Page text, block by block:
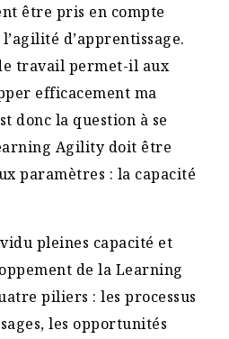
être pris en compte
d’apprentissage.
travail permet-il aux
efficacement ma
donc la question à se
Agility doit être
paramètres : la capacité
pleines capacité et
de la Learning
piliers : les processus
les opportunités